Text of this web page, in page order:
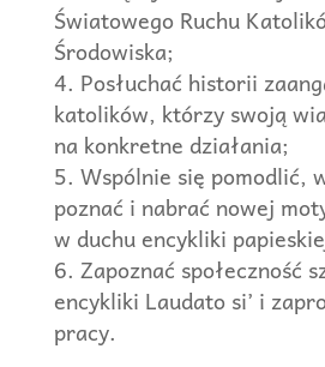
Światowego Ruchu
Środowiska;
Posłuchać historii
katolików, którzy swoją
na konkretne działania;
Wspólnie się pomodlić,
poznać i nabrać nowej
w duchu encykliki
Zapoznać społeczność
encykliki Laudato si’ i
pracy.